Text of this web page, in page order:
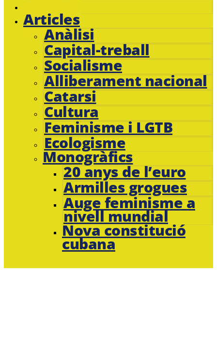
Articles
Anàlisi
Capital-treball
Socialisme
Alliberament nacional
Catarsi
Cultura
Feminisme i LGTB
Ecologisme
Monogràfics
20 anys de l’euro
Armilles grogues
Auge feminisme a
nivell mundial
Nova constitució
cubana